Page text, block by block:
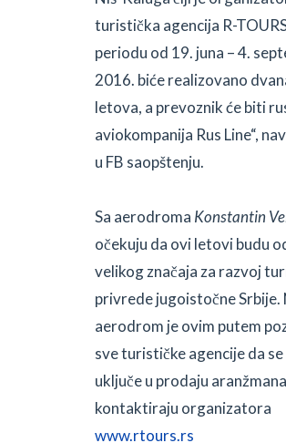
turistička agencija R-
periodu od 19. juna – 4.
2016. biće realizovano
letova, a prevoznik će biti
aviokompanija Rus Line“,
u FB saopštenju.
Sa aerodroma Konstantin
očekuju da ovi letovi budu
velikog značaja za razvoj
privrede jugoistočne Srbije.
aerodrom je ovim putem
sve turističke agencije da se
uključe u prodaju
kontaktiraju organizatora
www.rtours.rs